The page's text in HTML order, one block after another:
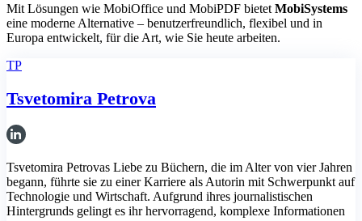
Mit Lösungen wie MobiOffice und MobiPDF bietet MobiSystems
eine moderne Alternative – benutzerfreundlich, flexibel und in
Europa entwickelt, für die Art, wie Sie heute arbeiten.
TP
Tsvetomira Petrova
Tsvetomira Petrovas Liebe zu Büchern, die im Alter von vier Jahren
begann, führte sie zu einer Karriere als Autorin mit Schwerpunkt auf
Technologie und Wirtschaft. Aufgrund ihres journalistischen
Hintergrunds gelingt es ihr hervorragend, komplexe Informationen